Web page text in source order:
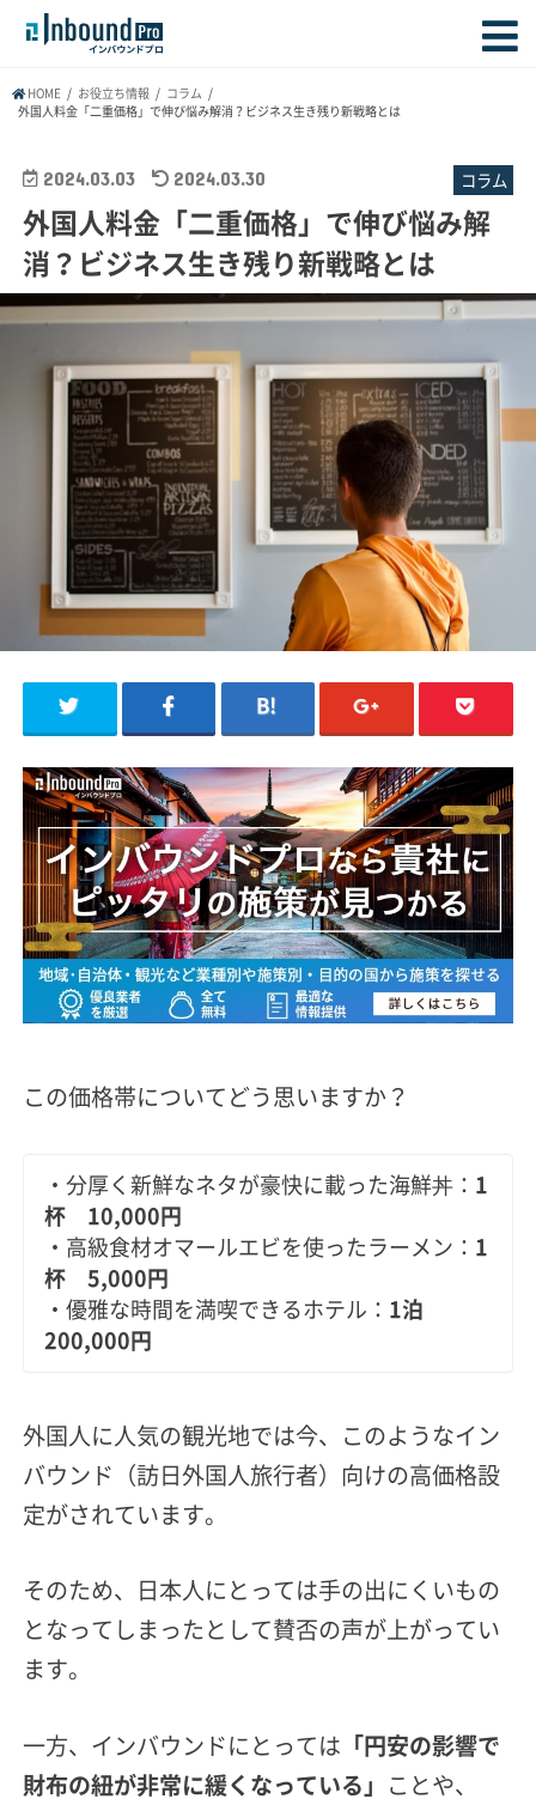
HOME お役立ち情報
コラム
外国人料金「二重価格」で伸び悩み解消？ビジネス生き残り新戦略とは
コラム
2024.03.03 2024.03.30
外国人料金「二重価格」で伸び悩み解
消？ビジネス生き残り新戦略とは
この価格帯についてどう思いますか？
・分厚く新鮮なネタが豪快に載った海鮮丼： 1
杯 10,000円
・高級食材オマールエビを使ったラーメン： 1
杯 5,000円
・優雅な時間を満喫できるホテル： 1泊
200,000円
外国人に人気の観光地では今、このようなイン
バウンド（訪日外国人旅行者）向けの高価格設
定がされています。
そのため、
日本人にとっては手の出にくいもの
となってしまったとして賛否の声が上がってい
ます。
一方、インバウンドにとっては 「円安の影響で
財布の紐が非常に緩くなっている」
ことや、